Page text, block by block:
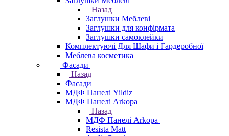
Назад
Заглушки Меблеві
Заглушки для конфірмата
Заглушки самоклейки
Комплектуючі Для Шафи і Гардеробної
Меблева косметика
Фасади
Назад
Фасади
МДФ Панелі Yildiz
МДФ Панелі Arkopa
Назад
МДФ Панелі Arkopa
Resista Matt